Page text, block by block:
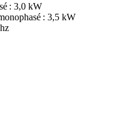
: 3,0 kW
: 3,5 kW